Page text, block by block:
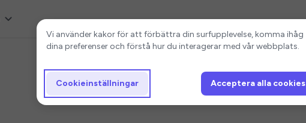
Cookieinställningar
Vi använder kakor för att förbättra din surfupplevelse, komma ihåg
dina preferenser och förstå hur du interagerar med vår webbplats.
Cookieinställningar Acceptera alla cookies